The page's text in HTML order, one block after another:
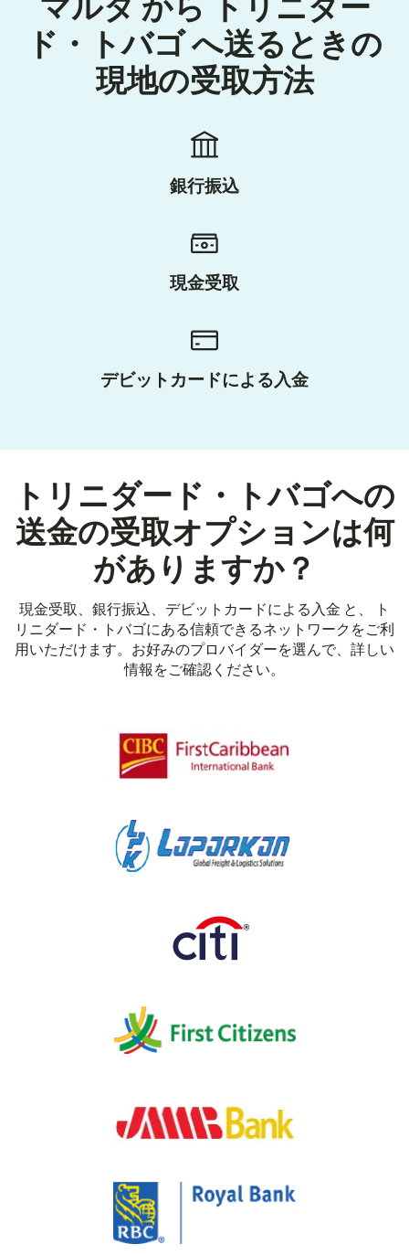
マルタ から トリニダー
ド・トバゴ へ送るときの
現地の受取方法
銀行振込
現金受取
デビットカードによる入金
トリニダード・トバゴへの
送金の受取オプションは何
がありますか？
現金受取、銀行振込、デビットカードによる入金 と、 ト
リニダード・トバゴにある信頼できるネットワークをご利
用いただけます。お好みのプロバイダーを選んで、詳しい
情報をご確認ください。